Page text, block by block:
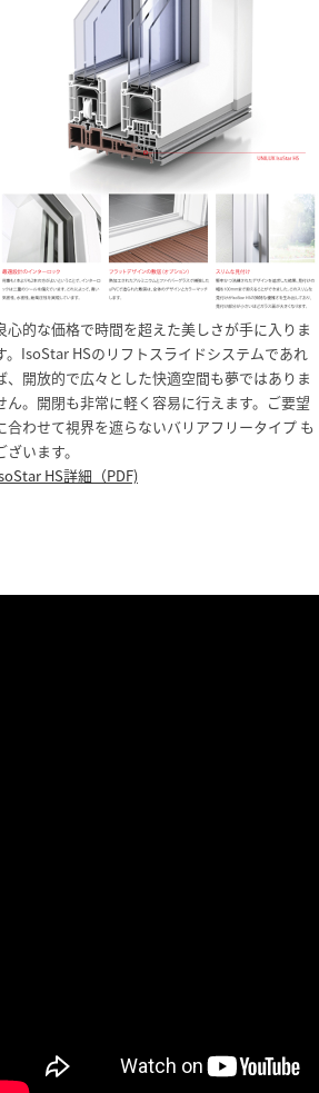
心的な価格で時間を超えた美しさが手に入りま
。IsoStar HSのリフトスライドシステムであれ
、開放的で広々とした快適空間も夢ではありま
ん。開閉も非常に軽く容易に行えます。ご要望
合わせて視界を遮らないバリアフリータイプ も
ざいます。
HS詳細（PDF)